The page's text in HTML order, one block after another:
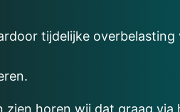
tijdelijke overbelasting